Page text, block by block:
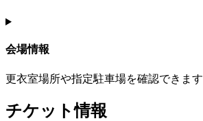
会場情報
更衣室場所や指定駐車場を確認できます
チケット情報